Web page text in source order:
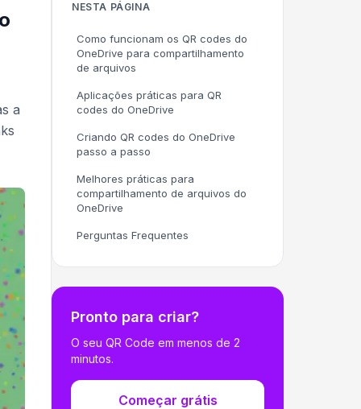
a
NESTA PÁGINA
Como funcionam os QR codes do
OneDrive para compartilhamento
de arquivos
Aplicações práticas para QR
codes do OneDrive
Criando QR codes do OneDrive
passo a passo
Melhores práticas para
compartilhamento de arquivos do
OneDrive
Perguntas Frequentes
Pronto para criar?
O seu QR Code em menos de 2
minutos.
Começar grátis